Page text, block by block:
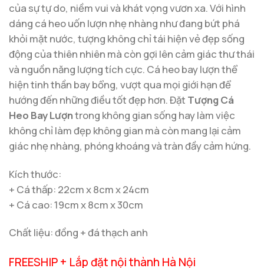
của sự tự do, niềm vui và khát vọng vươn xa. Với hình
dáng cá heo uốn lượn nhẹ nhàng như đang bứt phá
khỏi mặt nước, tượng không chỉ tái hiện vẻ đẹp sống
động của thiên nhiên mà còn gợi lên cảm giác thư thái
và nguồn năng lượng tích cực. Cá heo bay lượn thể
hiện tinh thần bay bổng, vượt qua mọi giới hạn để
hướng đến những điều tốt đẹp hơn. Đặt Tượng Cá
Heo Bay Lượntrong không gian sống hay làm việc
không chỉ làm đẹp không gian mà còn mang lại cảm
giác nhẹ nhàng, phóng khoáng và tràn đầy cảm hứng.
Kích thước:
+ Cá thấp: 22cm x 8cm x 24cm
+ Cá cao: 19cm x 8cm x 30cm
Chất liệu: đồng + đá thạch anh
FREESHIP + Lắp đặt nội thành Hà Nội